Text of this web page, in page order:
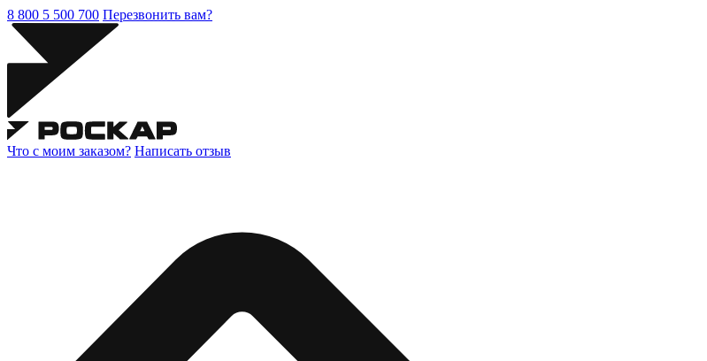
8 800 5 500 700 Перезвонить вам?
Что с моим заказом? Написать отзыв